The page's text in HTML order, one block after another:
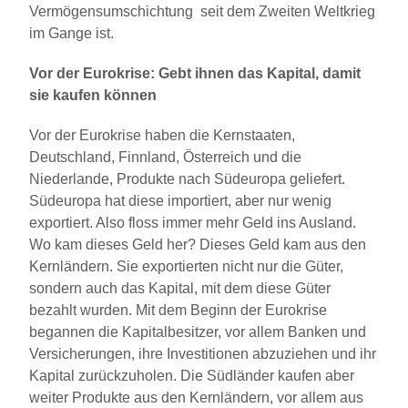
Vermögensumschichtung seit dem Zweiten Weltkrieg
im Gange ist.
Vor der Eurokrise: Gebt ihnen das Kapital, damit
sie kaufen können
Vor der Eurokrise haben die Kernstaaten,
Deutschland, Finnland, Österreich und die
Niederlande, Produkte nach Südeuropa geliefert.
Südeuropa hat diese importiert, aber nur wenig
exportiert. Also floss immer mehr Geld ins Ausland.
Wo kam dieses Geld her? Dieses Geld kam aus den
Kernländern. Sie exportierten nicht nur die Güter,
sondern auch das Kapital, mit dem diese Güter
bezahlt wurden. Mit dem Beginn der Eurokrise
begannen die Kapitalbesitzer, vor allem Banken und
Versicherungen, ihre Investitionen abzuziehen und ihr
Kapital zurückzuholen. Die Südländer kaufen aber
weiter Produkte aus den Kernländern, vor allem aus